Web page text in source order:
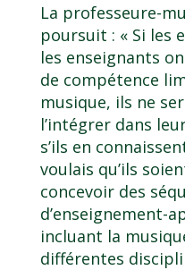
La professeure-
poursuit : « Si les
les enseignants
de compétence
musique, ils ne
l’intégrer dans
s’ils en
voulais qu’ils
concevoir des
d’enseignement-
incluant la
différentes